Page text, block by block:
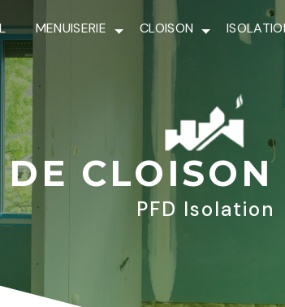
MENUISERIE CLOISON
DE CLOISON
PFD Isolation